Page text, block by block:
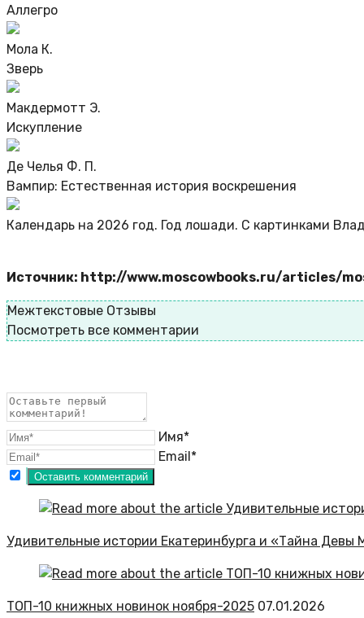
Аллегро
Мола К.
Зверь
Макдермотт Э.
Искупление
Де Челья Ф. П.
Вампир: Естественная история воскрешения
Календарь на 2026 год. Год лошади. С картинками
Источник: http://www.moscowbooks.ru/articles/
Межтекстовые Отзывы
Посмотреть все комментарии
Имя*
Email*
Удивительные истории Екатеринбурга и «Тайна Девы
ТОП-10 книжных новинок ноября-2025 07.01.2026